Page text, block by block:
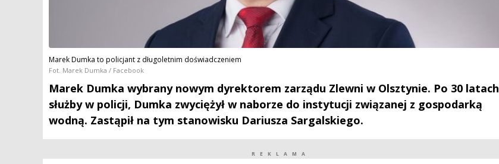
Marek Dumka to policjant z długoletnim doświadczeniem
Fot. Marek Dumka / Facebook
Marek Dumka wybrany nowym dyrektorem zarządu Zlewni w Olsztynie. Po 30 latach
służby w policji, Dumka zwyciężył w naborze do instytucji związanej z gospodarką
wodną. Zastąpił na tym stanowisku Dariusza Sargalskiego.
REKLAMA